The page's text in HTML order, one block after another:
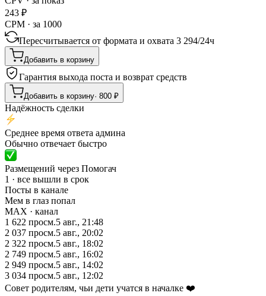
243 ₽
CPM · за 1000
Пересчитывается от формата и охвата 3 294/24ч
Добавить в корзину
Гарантия выхода поста и возврат средств
Добавить в корзину· 800 ₽
Надёжность сделки
Среднее время ответа админа
Обычно отвечает быстро
Размещений через Помогач
1 · все вышли в срок
Посты в канале
Мем в глаз попал
MAX · канал
1 622 просм.5 авг., 21:48
2 037 просм.5 авг., 20:02
2 322 просм.5 авг., 18:02
2 749 просм.5 авг., 16:02
2 949 просм.5 авг., 14:02
3 034 просм.5 авг., 12:02
Совет родителям, чьи дети учатся в началке ❤️